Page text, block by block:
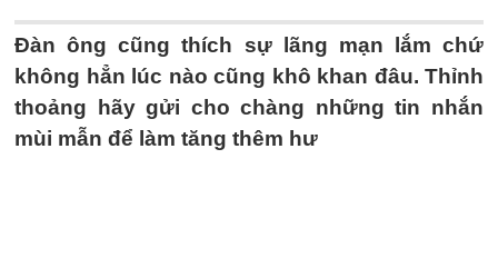
Đàn ông cũng thích sự lãng mạn lắm chứ
không hẳn lúc nào cũng khô khan đâu. Thỉnh
thoảng hãy gửi cho chàng những tin nhắn
mùi mẫn để làm tăng thêm hư